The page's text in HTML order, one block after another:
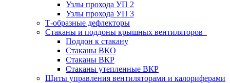
Узлы прохода УП 2
Узлы прохода УП 3
Т-образные дефлекторы
Стаканы и поддоны крышных вентиляторов
Поддон к стакану
Стаканы ВКО
Стаканы ВКР
Стаканы утепленные ВКР
Щиты управления вентиляторами и калориферами